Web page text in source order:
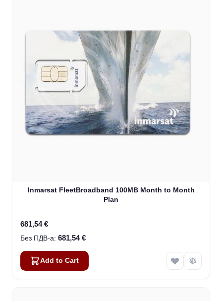
Inmarsat FleetBroadband 100MB Month to Month
Plan
681,54 €
681,54 €
Add to Cart